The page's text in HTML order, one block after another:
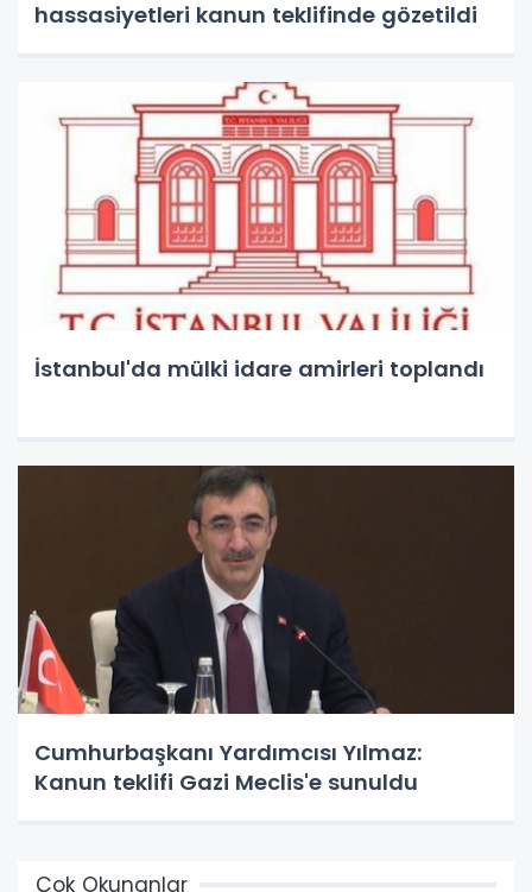
hassasiyetleri kanun teklifinde gözetildi
İstanbul'da mülki idare amirleri toplandı
Cumhurbaşkanı Yardımcısı Yılmaz:
Kanun teklifi Gazi Meclis'e sunuldu
Çok Okunanlar